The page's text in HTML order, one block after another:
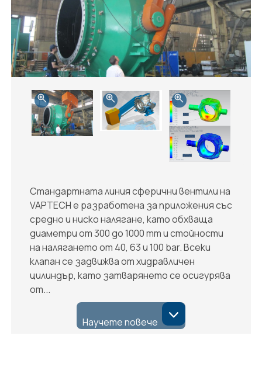
Стандартната линия сферични вентили на
VAPTECH е разработена за приложения със
средно и ниско налягане, като обхваща
диаметри от 300 до 1000 mm и стойности
на налягането от 40, 63 и 100 bar. Всеки
клапан се задвижва от хидравличен
цилиндър, като затварянето се осигурява
от...
Научете повече